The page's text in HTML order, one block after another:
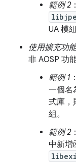
範例 2
UA 模組
使用擴充功
非 AOSP 功能
範例 1
一個名
式庫，
組。
範例 2
中新增